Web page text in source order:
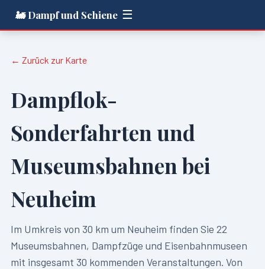
🚂 Dampf und Schiene ☰
← Zurück zur Karte
Dampflok-
Sonderfahrten und
Museumsbahnen bei
Neuheim
Im Umkreis von 30 km um Neuheim finden Sie 22
Museumsbahnen, Dampfzüge und Eisenbahnmuseen
mit insgesamt 30 kommenden Veranstaltungen. Von